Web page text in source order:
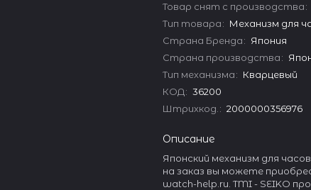
Товар снят с производства:
Тип товара: Механизм для
Страна Бренда: Япония
Страна производства:
Тип механизма: Кварцевый
КОД: 36200
Штрихкод. : 2000000356976
Описание
Японский механизм для
на заказ вы можете
watch-help.ru. TMI - SEIKO